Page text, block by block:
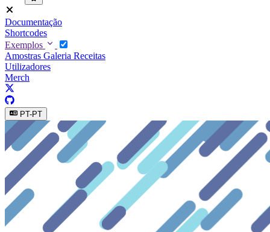
Documentação
Shortcodes
Exemplos
Amostras Galeria Receitas
Utilizadores
Merch
PT-PT